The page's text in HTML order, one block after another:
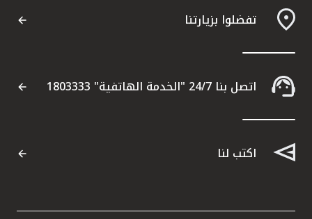
تفضلوا بزيارتنا
اتصل بنا 24/7 "الخدمة الهاتفية" 1803333
اكتب لنا